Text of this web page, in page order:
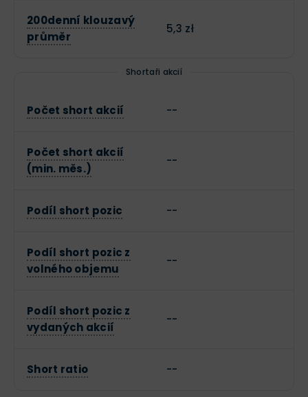
200denní klouzavý
průměr
5,3 zł
Shortaři akcií
Počet short akcií --
Počet short akcií
(min. měs.)
--
Podíl short pozic --
Podíl short pozic z
volného objemu
--
Podíl short pozic z
vydaných akcií
--
Short ratio --